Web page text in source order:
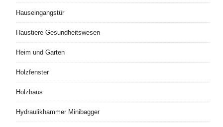
Hauseingangstür
Haustiere Gesundheitswesen
Heim und Garten
Holzfenster
Holzhaus
Hydraulikhammer Minibagger